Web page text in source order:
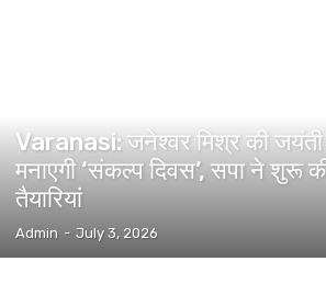
Varanasi: जनेश्वर मिश्र की
मनाएगी ‘संकल्प दिवस’, सपा ने शुरू
तैयारियां
Admin - July 3, 2026